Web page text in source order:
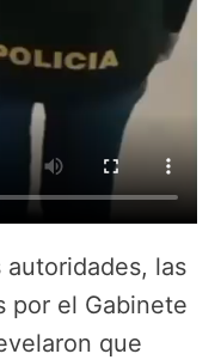
las
por el Gabinete
que